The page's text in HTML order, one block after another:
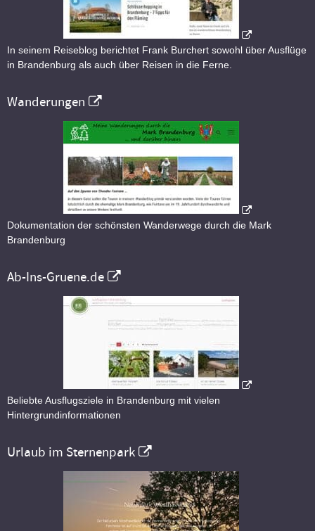
In seinem Reiseblog berichtet Frank Burchert sowohl über Ausflüge
in Brandenburg als auch über Reisen in die Ferne.
Wanderungen
Dokumentation der schönsten Wanderwege durch die Mark
Brandenburg
Ab-Ins-Gruene.de
Beliebte Ausflugsziele in Brandenburg mit vielen
Hintergrundinformationen
Urlaub im Sternenpark